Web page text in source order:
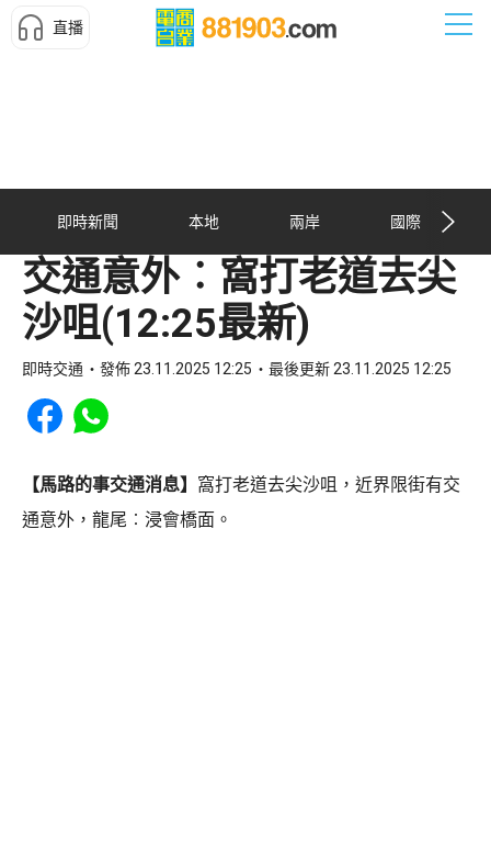
直播
即時新聞 本地 兩岸 國際
交通意外︰窩打老道去尖
沙咀(12:25最新)
即時交通 發佈 23.11.2025 12:25 最後更新 23.11.2025 12:25
Share to Facebook
Share to WhatsApp
【馬路的事交通消息】 窩打老道去尖沙咀，近界限街有交
通意外，龍尾︰浸會橋面。